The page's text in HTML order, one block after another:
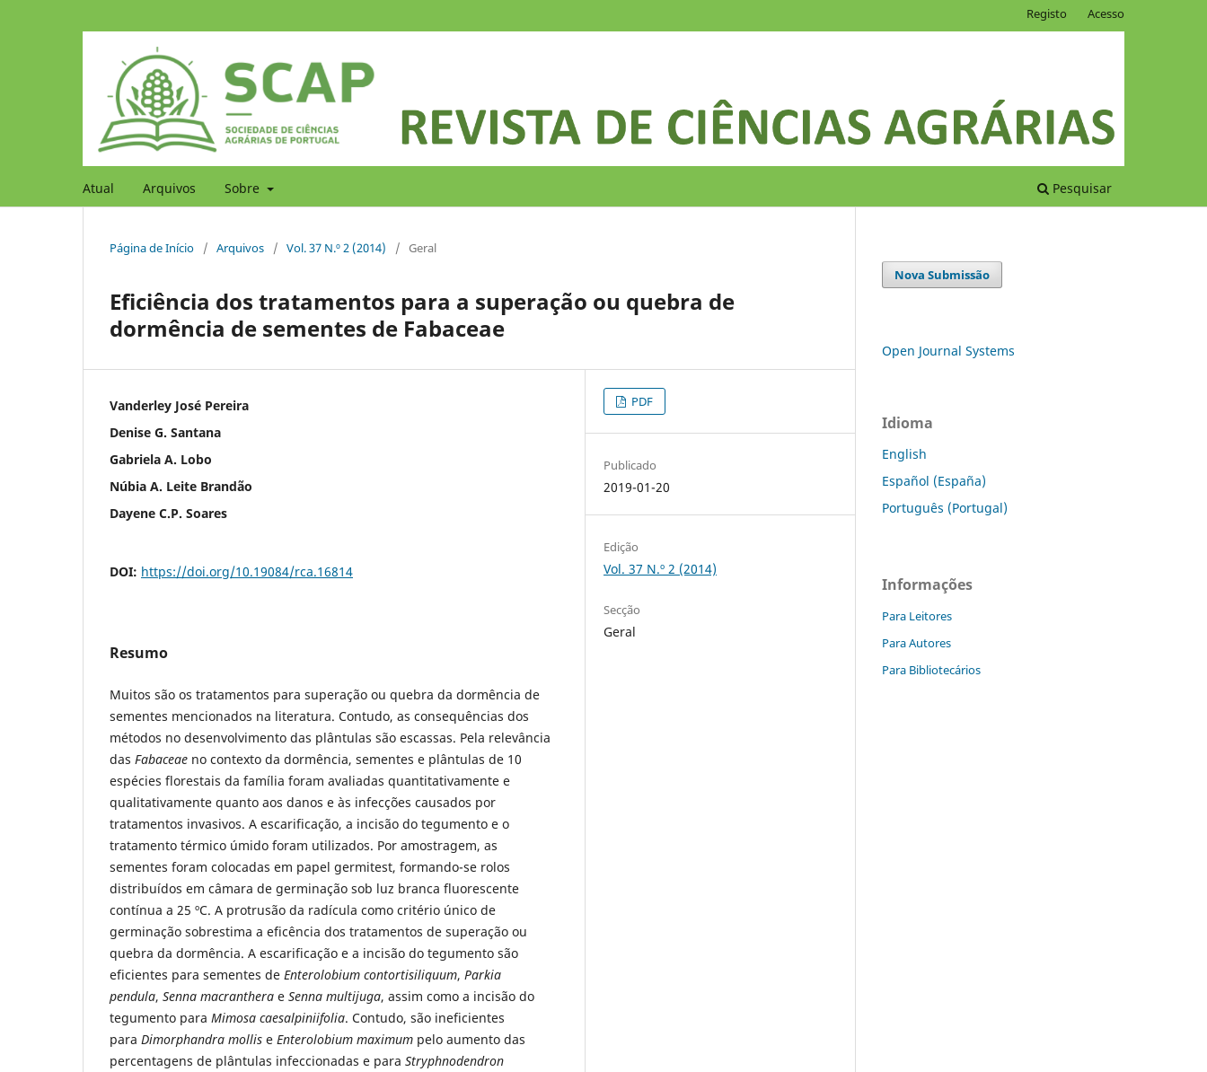
Atual Arquivos Sobre Pesquisar
Registo Acesso
Página de Início / Arquivos / Vol. 37 N.º 2 (2014) / Geral
Eficiência dos tratamentos para a superação ou quebra de
dormência de sementes de Fabaceae
Vanderley José Pereira
Denise G. Santana
Gabriela A. Lobo
Núbia A. Leite Brandão
Dayene C.P. Soares
DOI: https://doi.org/10.19084/rca.16814
Resumo
Muitos são os tratamentos para superação ou quebra da dormência de
sementes mencionados na literatura. Contudo, as consequências dos
métodos no desenvolvimento das plântulas são escassas. Pela relevância
das Fabaceae no contexto da dormência, sementes e plântulas de 10
espécies florestais da família foram avaliadas quantitativamente e
qualitativamente quanto aos danos e às infecções causados por
tratamentos invasivos. A escarificação, a incisão do tegumento e o
tratamento térmico úmido foram utilizados. Por amostragem, as
sementes foram colocadas em papel germitest, formando-se rolos
distribuídos em câmara de germinação sob luz branca fluorescente
contínua a 25 ºC. A protrusão da radícula como critério único de
germinação sobrestima a eficência dos tratamentos de superação ou
quebra da dormência. A escarificação e a incisão do tegumento são
eficientes para sementes de Enterolobium contortisiliquum, Parkia
pendula, Senna macranthera e Senna multijuga, assim como a incisão do
tegumento para Mimosa caesalpiniifolia. Contudo, são ineficientes
para Dimorphandra mollis e Enterolobium maximum pelo aumento das
percentagens de plântulas infeccionadas e para Stryphnodendron
PDF
Publicado
2019-01-20
Edição
Vol. 37 N.º 2 (2014)
Secção
Geral
Nova Submissão
Open Journal Systems
Idioma
English
Español (España)
Português (Portugal)
Informações
Para Leitores
Para Autores
Para Bibliotecários